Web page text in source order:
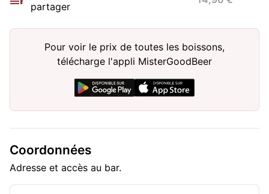
partager
Pour voir le prix de toutes les boissons,
télécharge l'appli MisterGoodBeer
Coordonnées
Adresse et accès au bar.